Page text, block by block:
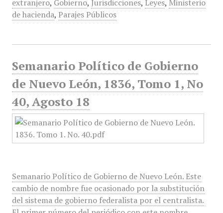
extranjero, Gobierno, Jurisdicciones, Leyes, Ministerio
de hacienda, Parajes Públicos
Semanario Político de Gobierno
de Nuevo León, 1836, Tomo 1, No
40, Agosto 18
Semanario Político de Gobierno de Nuevo León. Este
cambio de nombre fue ocasionado por la substitución
del sistema de gobierno federalista por el centralista.